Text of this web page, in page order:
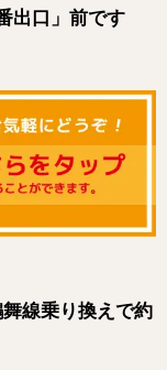
出口」前です
線乗り換えで約